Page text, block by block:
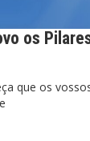
os
que os